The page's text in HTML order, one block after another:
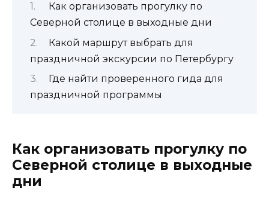
Как организовать прогулку по
Северной столице в выходные дни
Какой маршрут выбрать для
праздничной экскурсии по Петербургу
Где найти проверенного гида для
праздничной программы
Как организовать прогулку по
Северной столице в выходные
дни